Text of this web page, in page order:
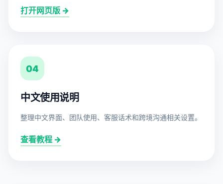
打开网页版 →
04
中文使用说明
整理中文界面、团队使用、客服话术和跨境沟通相关设置。
查看教程 →